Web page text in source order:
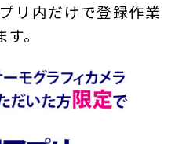
リ内だけで登録作業
。